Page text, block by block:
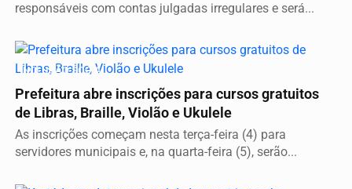
responsáveis com contas julgadas irregulares e será...
INCLUSÃO SOCIAL
Prefeitura abre inscrições para cursos gratuitos
de Libras, Braille, Violão e Ukulele
As inscrições começam nesta terça-feira (4) para
servidores municipais e, na quarta-feira (5), serão...